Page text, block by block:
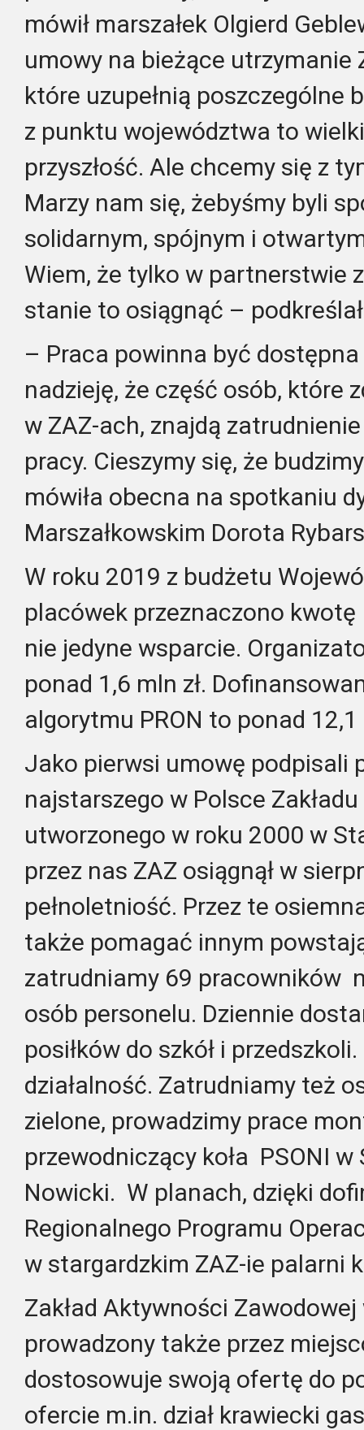
mówił marszałek Olgierd
umowy na bieżące utrzymanie
które uzupełnią poszczególne
z punktu województwa to
przyszłość. Ale chcemy się z
Marzy nam się, żebyśmy byli
solidarnym, spójnym i
Wiem, że tylko w partnerstwie
stanie to osiągnąć –
– Praca powinna być
nadzieję, że część osób, które
w ZAZ-ach, znajdą
pracy. Cieszymy się, że
mówiła obecna na spotkaniu
Marszałkowskim Dorota
W roku 2019 z budżetu
placówek przeznaczono kwotę
nie jedyne wsparcie.
ponad 1,6 mln zł.
algorytmu PRON to ponad 12,1
Jako pierwsi umowę podpisali
najstarszego w Polsce
utworzonego w roku 2000 w
przez nas ZAZ osiągnął w
pełnoletniość. Przez te
także pomagać innym
zatrudniamy 69 pracowników
osób personelu. Dziennie
posiłków do szkół i
działalność. Zatrudniamy też
zielone, prowadzimy prace
przewodniczący koła PSONI
Nowicki. W planach, dzięki
Regionalnego Programu
w stargardzkim ZAZ-ie palarni
Zakład Aktywności Zawodowej
prowadzony także przez
dostosowuje swoją ofertę do
ofercie m.in. dział krawiecki